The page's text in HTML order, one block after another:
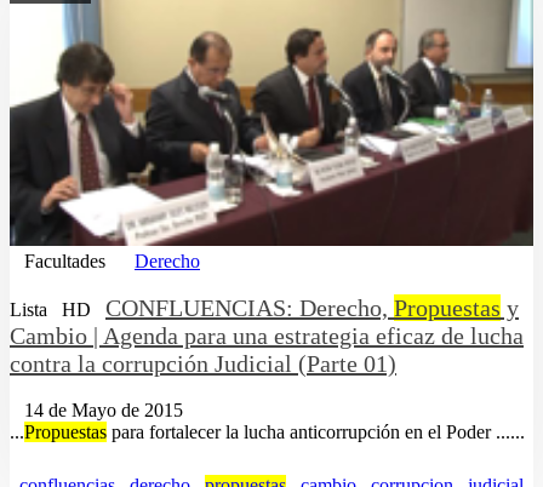
Facultades Derecho
Lista HD CONFLUENCIAS: Derecho, Propuestas y
Cambio | Agenda para una estrategia eficaz de lucha
contra la corrupción Judicial (Parte 01)
14 de Mayo de 2015
...Propuestas para fortalecer la lucha anticorrupción en el Poder ......